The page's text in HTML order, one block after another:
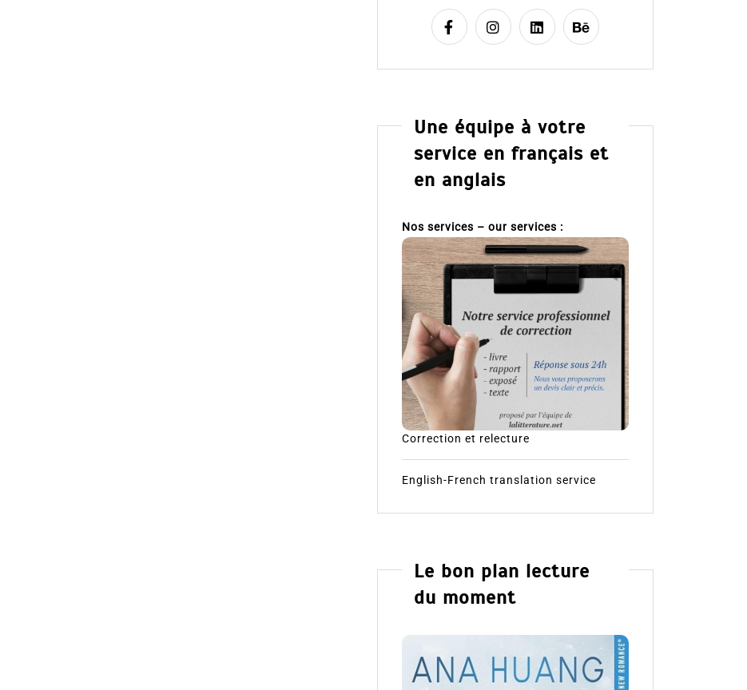
Une équipe à votre
service en français et
en anglais
Nos services – our services :
Correction et relecture
English-French translation service
Le bon plan lecture
du moment